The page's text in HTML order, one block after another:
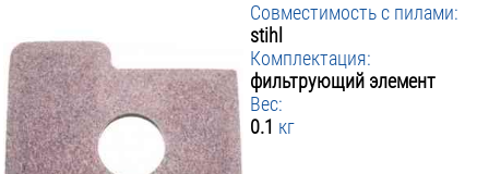
Совместимость с пилами:
stihl
Комплектация:
фильтрующий элемент
Вес:
0.1 кг